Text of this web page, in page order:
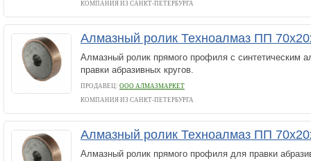
КОМПАНИЯ ИЗ САНКТ-ПЕТЕРБУРГА
Алмазный ролик Техноалмаз ПП
Алмазный ролик прямого профиля с синтетическим
правки абразивных кругов.
ПРОДАВЕЦ: ООО АЛМАЗМАРКЕТ
КОМПАНИЯ ИЗ САНКТ-ПЕТЕРБУРГА
Алмазный ролик Техноалмаз ПП
Алмазный ролик прямого профиля для правки